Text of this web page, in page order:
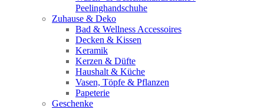
Peelinghandschuhe
Zuhause & Deko
Bad & Wellness Accessoires
Decken & Kissen
Keramik
Kerzen & Düfte
Haushalt & Küche
Vasen, Töpfe & Pflanzen
Papeterie
Geschenke